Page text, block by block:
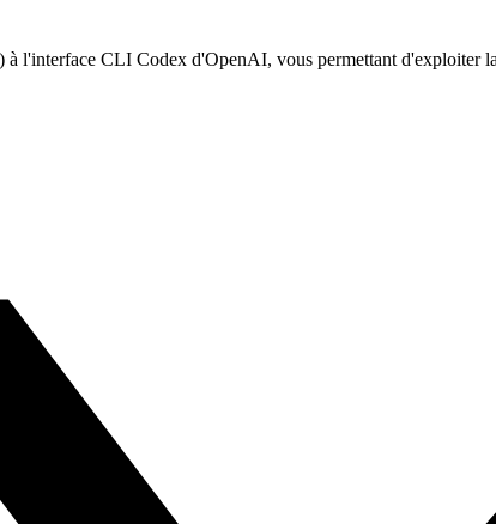
l'interface CLI Codex d'OpenAI, vous permettant d'exploiter